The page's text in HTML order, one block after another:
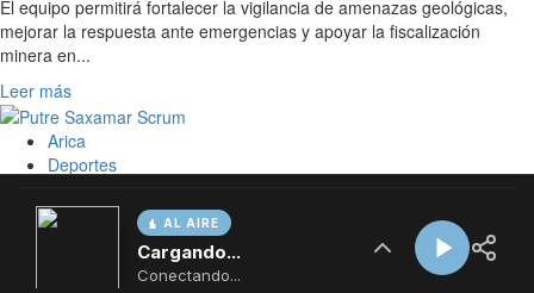
AL AIRE
Cargando...
Conectando...